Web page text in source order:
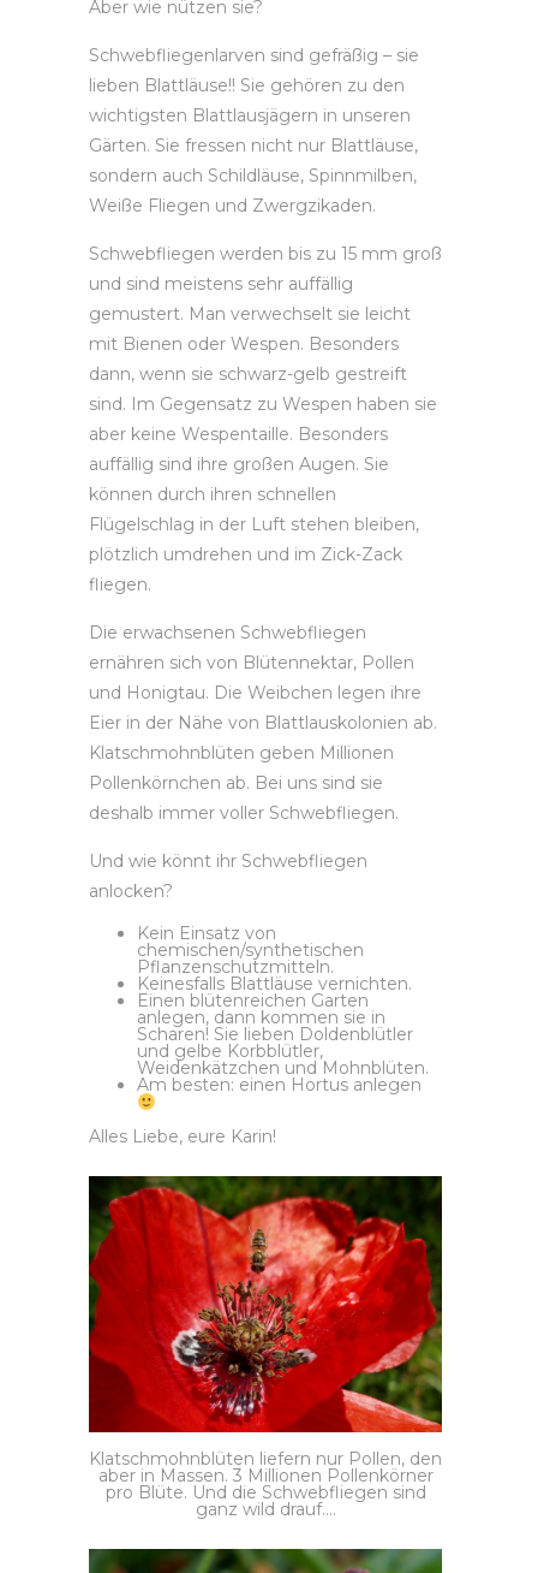
Aber wie nützen sie?
Schwebfliegenlarven sind gefräßig – sie
lieben Blattläuse!! Sie gehören zu den
wichtigsten Blattlausjägern in unseren
Gärten. Sie fressen nicht nur Blattläuse,
sondern auch Schildläuse, Spinnmilben,
Weiße Fliegen und Zwergzikaden.
Schwebfliegen werden bis zu 15 mm groß
und sind meistens sehr auffällig
gemustert. Man verwechselt sie leicht
mit Bienen oder Wespen. Besonders
dann, wenn sie schwarz-gelb gestreift
sind. Im Gegensatz zu Wespen haben sie
aber keine Wespentaille. Besonders
auffällig sind ihre großen Augen. Sie
können durch ihren schnellen
Flügelschlag in der Luft stehen bleiben,
plötzlich umdrehen und im Zick-Zack
fliegen.
Die erwachsenen Schwebfliegen
ernähren sich von Blütennektar, Pollen
und Honigtau. Die Weibchen legen ihre
Eier in der Nähe von Blattlauskolonien ab.
Klatschmohnblüten geben Millionen
Pollenkörnchen ab. Bei uns sind sie
deshalb immer voller Schwebfliegen.
Und wie könnt ihr Schwebfliegen
anlocken?
Kein Einsatz von
chemischen/synthetischen
Pflanzenschutzmitteln.
Keinesfalls Blattläuse vernichten.
Einen blütenreichen Garten
anlegen, dann kommen sie in
Scharen! Sie lieben Doldenblütler
und gelbe Korbblütler,
Weidenkätzchen und Mohnblüten.
Am besten: einen Hortus anlegen
Alles Liebe, eure Karin!
Klatschmohnblüten liefern nur Pollen, den
aber in Massen. 3 Millionen Pollenkörner
pro Blüte. Und die Schwebfliegen sind
ganz wild drauf….